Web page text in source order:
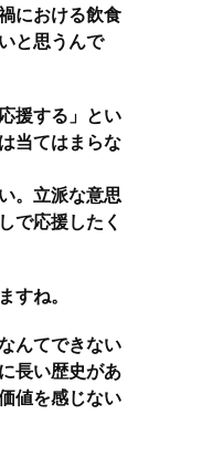
における飲食
と思うんで
援する」とい
当てはまらな
。立派な意思
で応援したく
すね。
んてできない
長い歴史があ
値を感じない